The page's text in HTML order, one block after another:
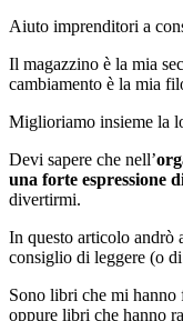
Aiuto imprenditori a
Il magazzino è la mia
cambiamento è la mia
Miglioriamo insieme la
Devi sapere che nell’
una forte espressione
divertirmi.
In questo articolo andrò
consiglio di leggere (o
Sono libri che mi hanno
oppure libri che hanno